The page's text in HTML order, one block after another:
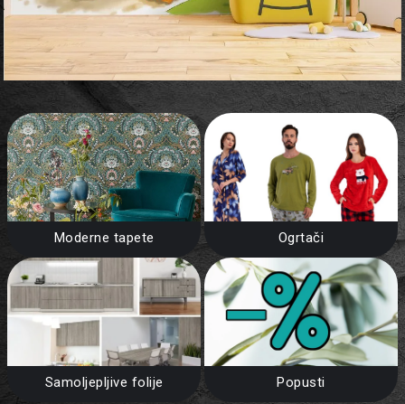
Moderne tapete Ogrtači
Samoljepljive folije Popusti